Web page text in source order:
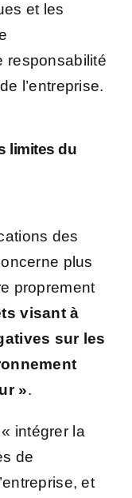
et les
responsabilité
l’entreprise.
limites du
des
plus
proprement
visant à
sur les
».
intégrer la
de
et